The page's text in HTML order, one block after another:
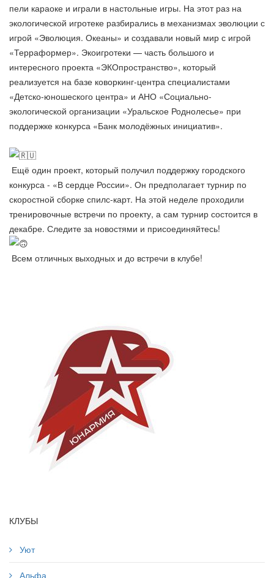
пели караоке и играли в настольные игры. На этот раз на
экологической игротеке разбирались в механизмах эволюции с
игрой «Эволюция. Океаны» и создавали новый мир с игрой
«Терраформер». Экоигротеки — часть большого и
интересного проекта «ЭКОпространство», который
реализуется на базе коворкинг-центра специалистами
«Детско-юношеского центра» и АНО «Социально-
экологической организации «Уральское Роднолесье» при
поддержке конкурса «Банк молодёжных инициатив».
Ещё один проект, который получил поддержку городского
конкурса - «В сердце России». Он предполагает турнир по
скоростной сборке спилс-карт. На этой неделе проходили
тренировочные встречи по проекту, а сам турнир состоится в
декабре. Следите за новостями и присоединяйтесь!
Всем отличных выходных и до встречи в клубе!
КЛУБЫ
Уют
Альфа